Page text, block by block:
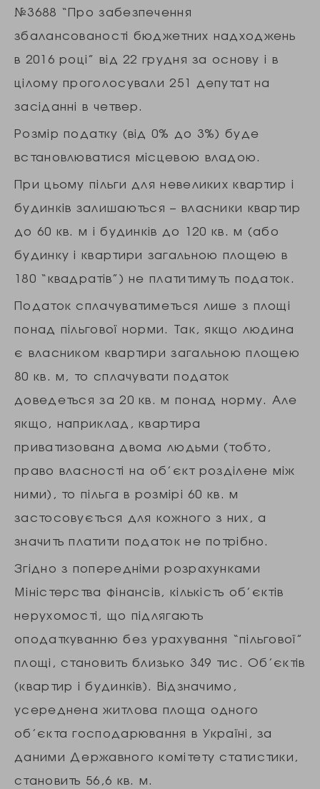
№3688 “Про забезпечення
збалансованості бюджетних надходжень
в 2016 році” від 22 грудня за основу і в
цілому проголосували 251 депутат на
засіданні в четвер.
Розмір податку (від 0% до 3%) буде
встановлюватися місцевою владою.
При цьому пільги для невеликих квартир і
будинків залишаються – власники квартир
до 60 кв. м і будинків до 120 кв. м (або
будинку і квартири загальною площею в
180 “квадратів”) не платитимуть податок.
Податок сплачуватиметься лише з площі
понад пільгової норми. Так, якщо людина
є власником квартири загальною площею
80 кв. м, то сплачувати податок
доведеться за 20 кв. м понад норму. Але
якщо, наприклад, квартира
приватизована двома людьми (тобто,
право власності на об’єкт розділене між
ними), то пільга в розмірі 60 кв. м
застосовується для кожного з них, а
значить платити податок не потрібно.
Згідно з попередніми розрахунками
Міністерства фінансів, кількість об’єктів
нерухомості, що підлягають
оподаткуванню без урахування “пільгової”
площі, становить близько 349 тис. Об’єктів
(квартир і будинків). Відзначимо,
усереднена житлова площа одного
об’єкта господарювання в Україні, за
даними Державного комітету статистики,
становить 56,6 кв. м.